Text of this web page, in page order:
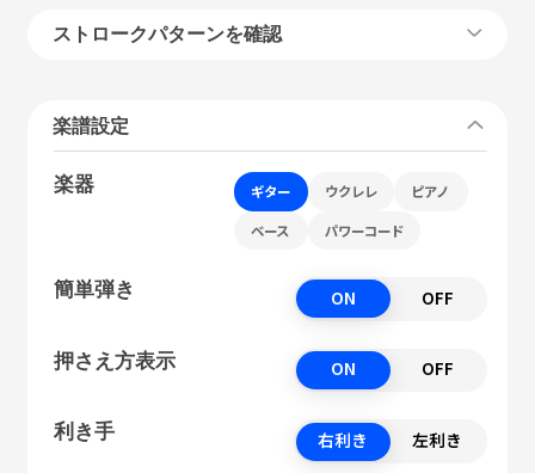
ストロークパターンを確認
楽譜設定
楽器 ギター ウクレレ ピアノ
ベース パワーコード
簡単弾き ON OFF
押さえ方表示 ON OFF
利き手 右利き 左利き